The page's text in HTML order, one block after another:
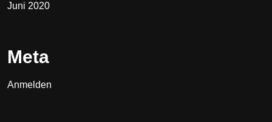
Juni 2020
Meta
Anmelden